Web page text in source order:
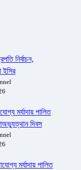
নির্বাচন,
ইসির
মর্যাদায় পালিত
দিবস
মর্যাদায় পালিত